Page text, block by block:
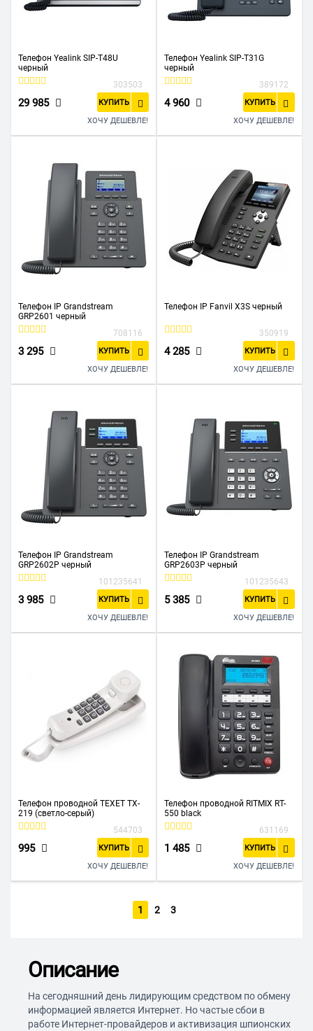
Телефон Yealink SIP-T48U
черный
303503
29 985 КУПИТЬ
ХОЧУ ДЕШЕВЛЕ!
Телефон Yealink SIP-T31G
черный
389172
4 960 КУПИТЬ
ХОЧУ ДЕШЕВЛЕ!
Телефон IP Grandstream
GRP2601 черный
708116
3 295 КУПИТЬ
ХОЧУ ДЕШЕВЛЕ!
Телефон IP Fanvil X3S черный
350919
4 285 КУПИТЬ
ХОЧУ ДЕШЕВЛЕ!
Телефон IP Grandstream
GRP2602P черный
101235641
3 985 КУПИТЬ
ХОЧУ ДЕШЕВЛЕ!
Телефон IP Grandstream
GRP2603P черный
101235643
5 385 КУПИТЬ
ХОЧУ ДЕШЕВЛЕ!
Телефон проводной TEXET TX-
219 (светло-серый)
544703
995 КУПИТЬ
ХОЧУ ДЕШЕВЛЕ!
Телефон проводной RITMIX RT-
550 black
631169
1 485 КУПИТЬ
ХОЧУ ДЕШЕВЛЕ!
1 2 3
Описание
На сегодняшний день лидирующим средством по обмену
информацией является Интернет. Но частые сбои в
работе Интернет-провайдеров и активизация шпионских